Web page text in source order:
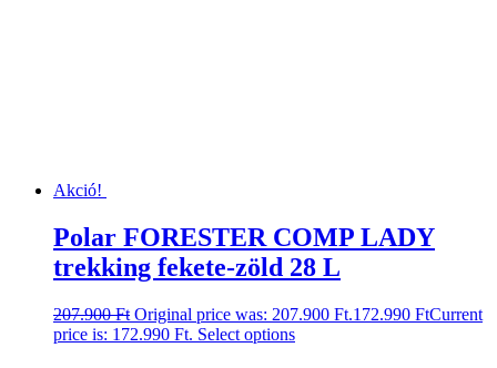
Akció!
Polar FORESTER COMP LADY
trekking fekete-zöld 28 L
207.900Ft Original price was: 207.900 Ft.172.990 FtCurrent
price is: 172.990 Ft. Select options